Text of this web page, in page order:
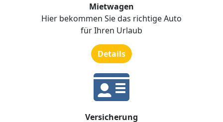
Mietwagen
Hier bekommen Sie das richtige Auto
für Ihren Urlaub
Details
Versicherung